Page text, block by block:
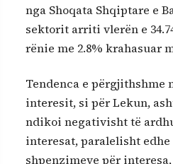
nga Shoqata Shqiptare e
sektorit arriti vlerën e
rënie me 2.8% krahasuar
Tendenca e përgjithshme
interesit, si për Lekun,
ndikoi negativisht të
interesat, paralelisht
shpenzimeve për